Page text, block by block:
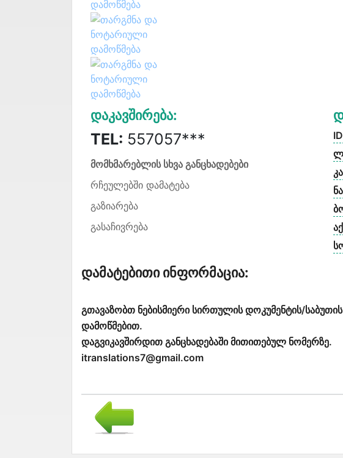
Დაკავშირება:
TEL: 557057***
მომხმარებლის სხვა განცხადებები
რჩეულებში დამატება
გაზიარება
გასაჩივრება
Დამატებითი Ინფორმაცია:
გთავაზობთ ნებისმიერი სირთულის დოკუმენტის/
დამოწმებით.
დაგვიკავშირდით განცხადებაში მითითებულ ნომერზე.
itranslations7@gmail.com